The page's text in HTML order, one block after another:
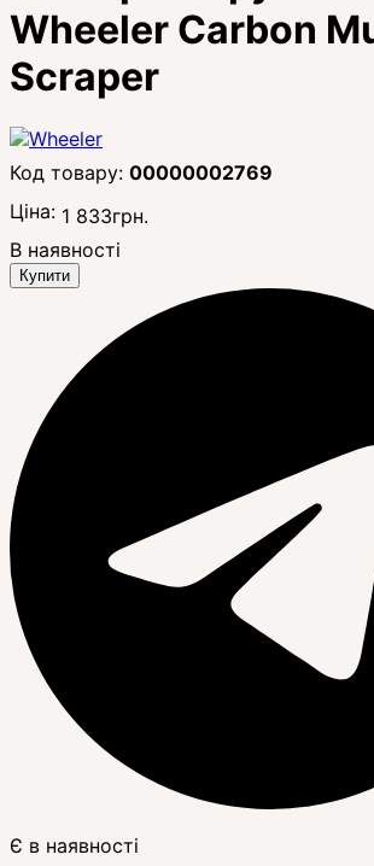
Wheeler Carbon
Scraper
00000002769
Ціна: 1 833грн.
В наявності
Купити
Є в наявності